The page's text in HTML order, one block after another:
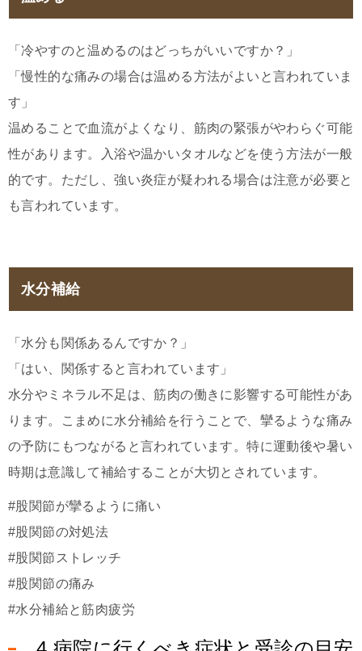
「冷やすのと温めるのはどっちがいいですか？」
「慢性的な痛みの場合は温める方法がよいと言われていま
す」
温めることで血流がよくなり、筋肉の緊張がやわらぐ可能
性があります。入浴や温かいタオルなどを使う方法が一般
的です。ただし、強い炎症が疑われる場合は注意が必要と
も言われています。
水分補給
「水分も関係あるんですか？」
「はい、関係すると言われています」
水分やミネラル不足は、筋肉の働きに影響する可能性があ
ります。こまめに水分補給を行うことで、攣るような痛み
の予防にもつながると言われています。特に運動後や暑い
時期は意識して補給することが大切とされています。
#股関節が攣るように痛い
#股関節の対処法
#股関節ストレッチ
#股関節の痛み
#水分補給と筋肉疲労